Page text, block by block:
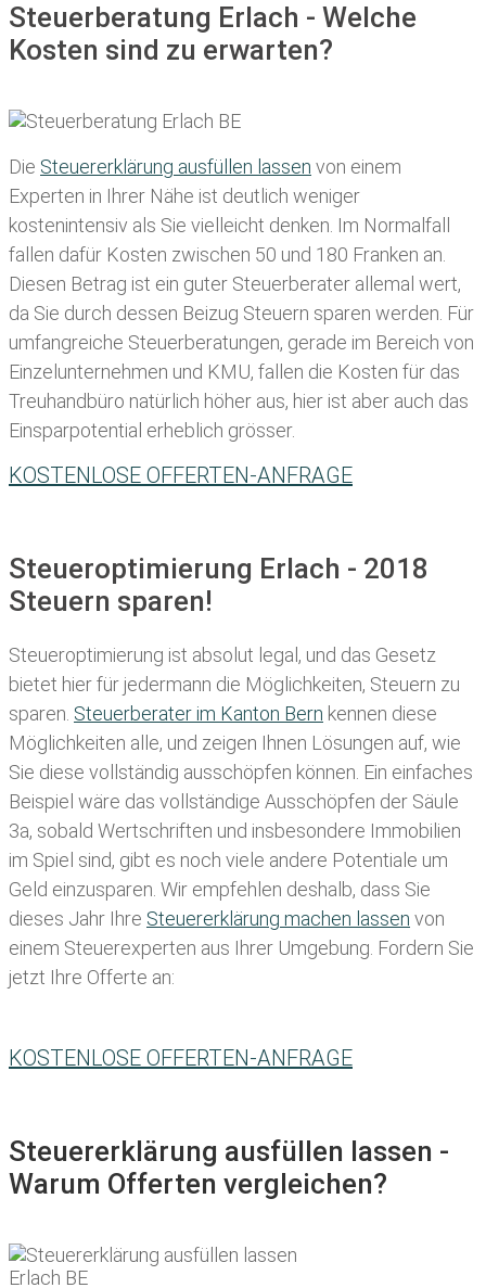
Steuerberatung Erlach - Welche
Kosten sind zu erwarten?
Die Steuererklärung ausfüllen lassen von einem
Experten in Ihrer Nähe ist deutlich weniger
kostenintensiv als Sie vielleicht denken. Im Normalfall
fallen dafür Kosten zwischen 50 und 180 Franken an.
Diesen Betrag ist ein guter Steuerberater allemal wert,
da Sie durch dessen Beizug Steuern sparen werden. Für
umfangreiche Steuerberatungen, gerade im Bereich von
Einzelunternehmen und KMU, fallen die Kosten für das
Treuhandbüro natürlich höher aus, hier ist aber auch das
Einsparpotential erheblich grösser.
KOSTENLOSE OFFERTEN-ANFRAGE
Steueroptimierung Erlach - 2018
Steuern sparen!
Steueroptimierung ist absolut legal, und das Gesetz
bietet hier für jedermann die Möglichkeiten, Steuern zu
sparen. Steuerberater im K anton Bern kennen diese
Möglichkeiten alle, und zeigen Ihnen Lösungen auf, wie
Sie diese vollständig ausschöpfen können. Ein einfaches
Beispiel wäre das vollständige Ausschöpfen der Säule
3a, sobald Wertschriften und insbesondere Immobilien
im Spiel sind, gibt es noch viele andere Potentiale um
Geld einzusparen. Wir empfehlen deshalb, dass Sie
dieses Jahr Ihre Steuererklärung machen lassen von
einem Steuerexperten aus Ihrer Umgebung. Fordern Sie
jetzt Ihre Offerte an:
KOSTENLOSE OFFERTEN-ANFRAGE
Steuererklärung ausfüllen lassen -
Warum Offerten vergleichen?